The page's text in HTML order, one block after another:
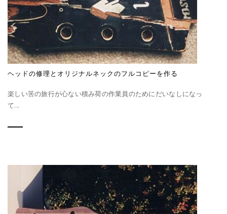
ヘッドの修理とオリジナルネックのフルコピーを作る
楽しい筈の旅行が心ない積み荷の作業員のためにだいなしになっ
て...